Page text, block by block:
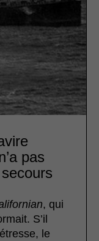
pas
, qui
S’il
le